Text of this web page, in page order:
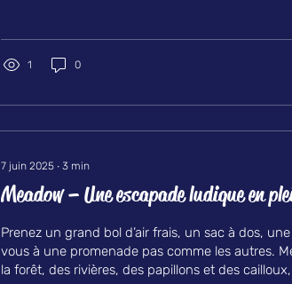
de 1968, Un jeu de CMON (Funforge pour la VF),
1 0
7 juin 2025 ∙ 3 min
Meadow – Une escapade ludique en
Prenez un grand bol d’air frais, un sac à dos,
vous à une promenade pas comme les autres.
la forêt, des rivières, des papillons et des